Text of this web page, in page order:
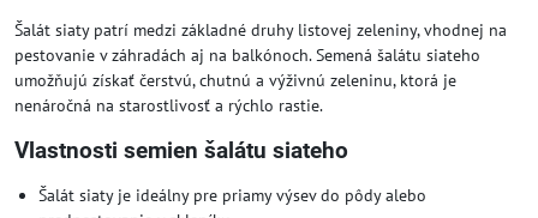
Šalát siaty patrí medzi základné druhy listovej zeleniny, vhodnej na
pestovanie v záhradách aj na balkónoch. Semená šalátu siateho
umožňujú získať čerstvú, chutnú a výživnú zeleninu, ktorá je
nenáročná na starostlivosť a rýchlo rastie.
Vlastnosti semien šalátu siateho
Šalát siaty je ideálny pre priamy výsev do pôdy alebo